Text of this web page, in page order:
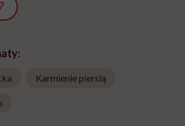
Karmienie piersią